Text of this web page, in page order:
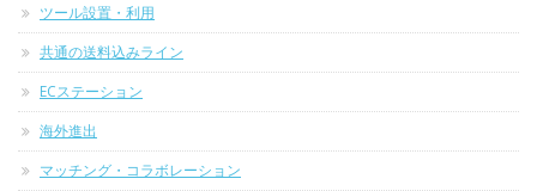
ツール設置・利用
共通の送料込みライン
ECステーション
海外進出
マッチング・コラボレーション